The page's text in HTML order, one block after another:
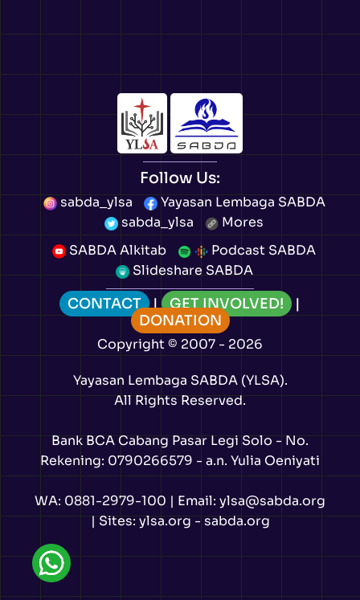
Follow Us:
sabda_ylsa
Yayasan Lembaga SABDA
sabda_ylsa
Mores
SABDA Alkitab
Podcast SABDA
Slideshare SABDA
CONTACT | GET INVOLVED!
|
DONATION
Copyright© 2007 - 2026
Yayasan Lembaga SABDA (YLSA).
All Rights Reserved.
Bank BCA Cabang Pasar Legi Solo - No.
Rekening: 0790266579 - a.n. Yulia Oeniyati
WA: 0881-2979-100 | Email: ylsa@sabda.org
| Sites:ylsa.org-sabda.org